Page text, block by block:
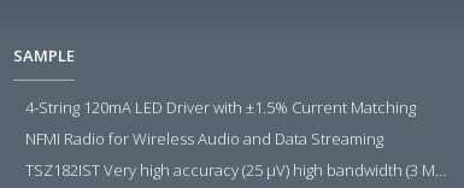
SAMPLE
4-String 120mA LED Driver with ±1.5% Current Matching
NFMI Radio for Wireless Audio and Data Streaming
TSZ182IST Very high accuracy (25 µV) high bandwidth (3 MHz) zero drift 5 V operational amplifiers